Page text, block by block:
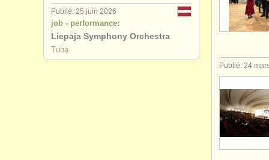
Publié: 24
Publié: 25 juin 2026
job - performance:
Liepāja Symphony Orchestra
Tuba